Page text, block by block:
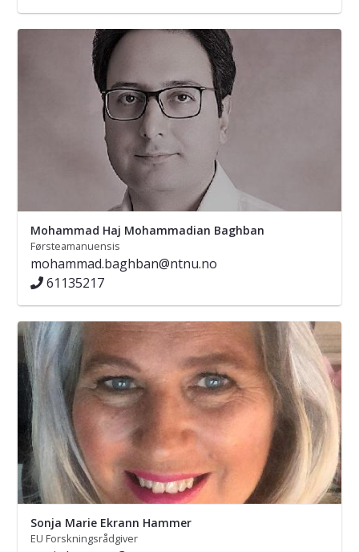
Mohammad Haj Mohammadian Baghban
Førsteamanuensis
mohammad.baghban@ntnu.no
61135217
Sonja Marie Ekrann Hammer
EU Forskningsrådgiver